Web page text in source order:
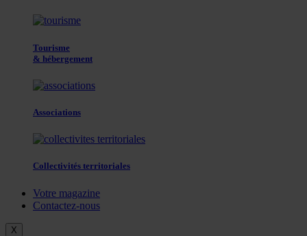
Tourisme
& hébergement
Associations
Collectivités territoriales
Votre magazine
Contactez-nous
X